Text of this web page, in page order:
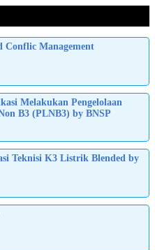
Conflic Management
Melakukan Pengelolaan
B3 (PLNB3) by BNSP
Teknisi K3 Listrik Blended by